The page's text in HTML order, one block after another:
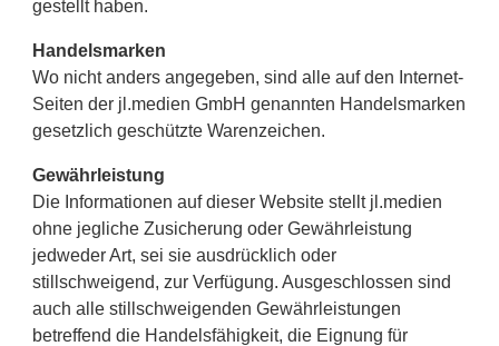
gestellt haben.
Handelsmarken
Wo nicht anders angegeben, sind alle auf den Internet-
Seiten der jl.medien GmbH genannten Handelsmarken
gesetzlich geschützte Warenzeichen.
Gewährleistung
Die Informationen auf dieser Website stellt jl.medien
ohne jegliche Zusicherung oder Gewährleistung
jedweder Art, sei sie ausdrücklich oder
stillschweigend, zur Verfügung. Ausgeschlossen sind
auch alle stillschweigenden Gewährleistungen
betreffend die Handelsfähigkeit, die Eignung für